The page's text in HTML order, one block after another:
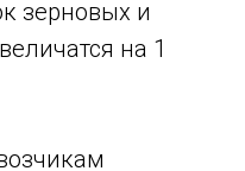
зерновых и
на 1